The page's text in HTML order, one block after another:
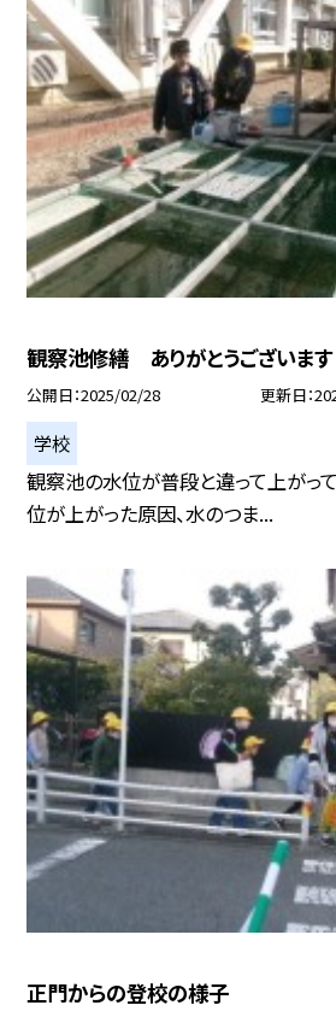
観察池修繕 ありがとうございます
公開日 2025/02/28 更新日
学校
観察池の水位が普段と違って上がっ
位が上がった原因、水のつま...
正門からの登校の様子